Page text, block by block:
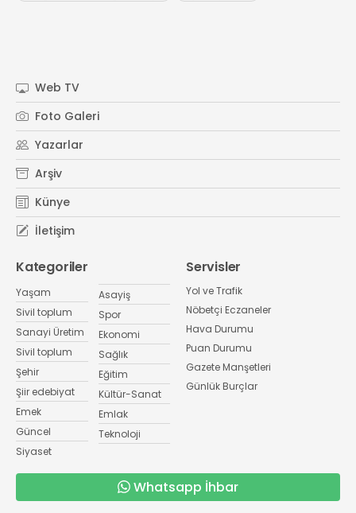
Web TV
Foto Galeri
Yazarlar
Arşiv
Künye
İletişim
Kategoriler
Yaşam
Sivil toplum
Sanayi Üretim
Sivil toplum
Şehir
Şiir edebiyat
Emek
Güncel
Siyaset
Asayiş
Spor
Ekonomi
Sağlık
Eğitim
Kültür-Sanat
Emlak
Teknoloji
Servisler
Yol ve Trafik
Nöbetçi Eczaneler
Hava Durumu
Puan Durumu
Gazete Manşetleri
Günlük Burçlar
Whatsapp İhbar